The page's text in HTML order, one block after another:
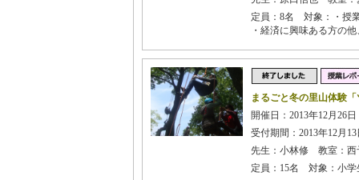
定員：8名 対象：・授
・経済に興味ある方の
まるごと冬の里山体験
開催日：2013年12月26
受付期間：2013年12月
先生：小林修 教室：西
定員：15名 対象：小学